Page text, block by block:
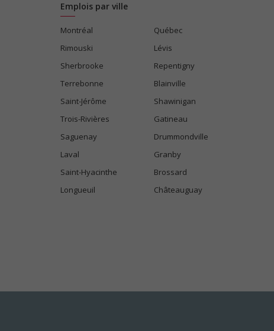
Emplois par ville
Montréal
Québec
Rimouski
Lévis
Sherbrooke
Repentigny
Terrebonne
Blainville
Saint-Jérôme
Shawinigan
Trois-Rivières
Gatineau
Saguenay
Drummondville
Laval
Granby
Saint-Hyacinthe
Brossard
Longueuil
Châteauguay